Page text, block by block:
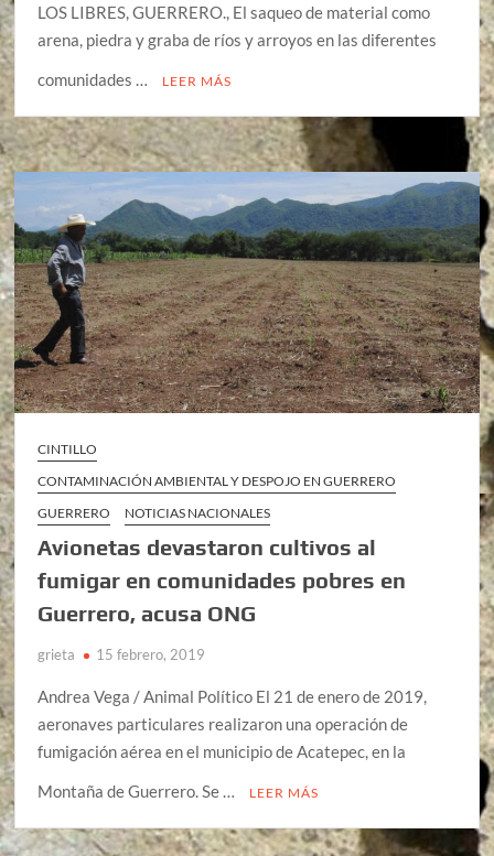
LOS LIBRES, GUERRERO., El saqueo de material como
arena, piedra y graba de ríos y arroyos en las diferentes
comunidades …
LEER MÁS
CINTILLO
CONTAMINACIÓN AMBIENTAL Y DESPOJO EN GUERRERO
GUERRERO
NOTICIAS NACIONALES
Avionetas devastaron cultivos al
fumigar en comunidades pobres en
Guerrero, acusa ONG
grieta 15 febrero, 2019
Andrea Vega / Animal Político El 21 de enero de 2019,
aeronaves particulares realizaron una operación de
fumigación aérea en el municipio de Acatepec, en la
Montaña de Guerrero. Se …
LEER MÁS